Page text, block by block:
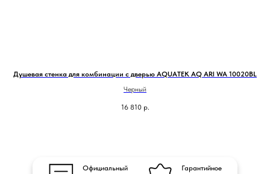
Душевая стенка для комбинации с дверью AQUATEK AQ ARI WA 10020BL
Черный
16 810 р.
Официальный
Гарантийное